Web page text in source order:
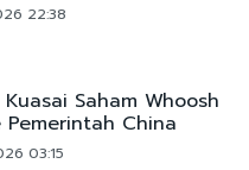
22:38
Saham Whoosh
Pemerintah China
03:15